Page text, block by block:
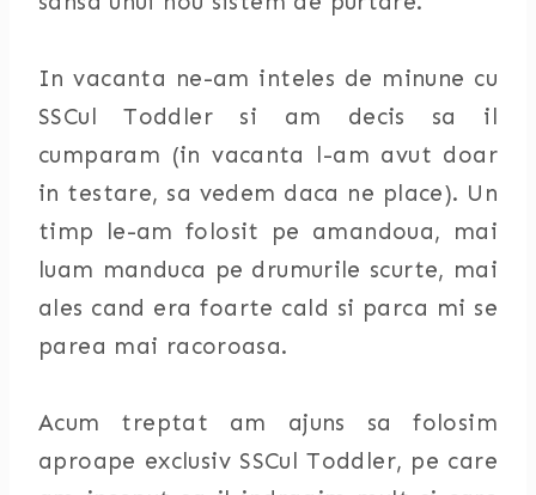
In vacanta ne-am inteles de minune cu
SSCul Toddler si am decis sa il
cumparam (in vacanta l-am avut doar
in testare, sa vedem daca ne place). Un
timp le-am folosit pe amandoua, mai
luam manduca pe drumurile scurte, mai
ales cand era foarte cald si parca mi se
parea mai racoroasa.
Acum treptat am ajuns sa folosim
aproape exclusiv SSCul Toddler, pe care